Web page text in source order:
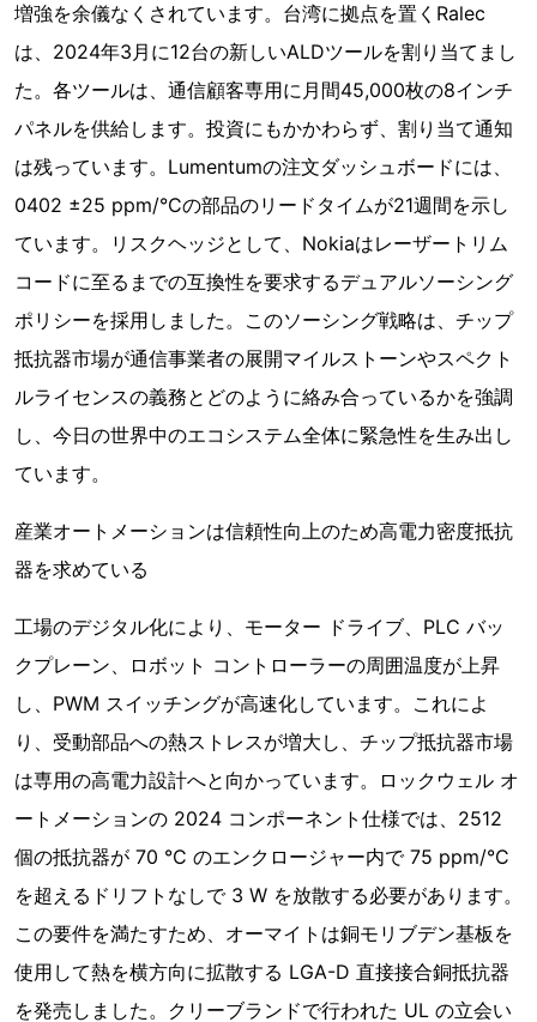
増強を余儀なくされています。台湾に拠点を置くRalec
は、2024年3月に12台の新しいALDツールを割り当てまし
た。各ツールは、通信顧客専用に月間45,000枚の8インチ
パネルを供給します。投資にもかかわらず、割り当て通知
は残っています。Lumentumの注文ダッシュボードには、
0402 ±25 ppm/°Cの部品のリードタイムが21週間を示し
ています。リスクヘッジとして、Nokiaはレーザートリム
コードに至るまでの互換性を要求するデュアルソーシング
ポリシーを採用しました。このソーシング戦略は、チップ
抵抗器市場が通信事業者の展開マイルストーンやスペクト
ルライセンスの義務とどのように絡み合っているかを強調
し、今日の世界中のエコシステム全体に緊急性を生み出し
ています。
産業オートメーションは信頼性向上のため高電力密度抵抗
器を求めている
工場のデジタル化により、モーター ドライブ、PLC バッ
クプレーン、ロボット コントローラーの周囲温度が上昇
し、PWM スイッチングが高速化しています。これによ
り、受動部品への熱ストレスが増大し、チップ抵抗器市場
は専用の高電力設計へと向かっています。ロックウェル オ
ートメーションの 2024 コンポーネント仕様では、2512
個の抵抗器が 70 °C のエンクロージャー内で 75 ppm/°C
を超えるドリフトなしで 3 W を放散する必要があります。
この要件を満たすため、オーマイトは銅モリブデン基板を
使用して熱を横方向に拡散する LGA-D 直接接合銅抵抗器
を発売しました。クリーブランドで行われた UL の立会い